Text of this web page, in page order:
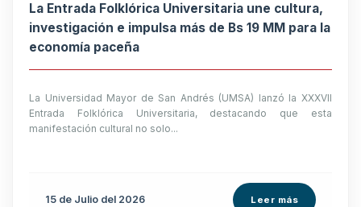
La Entrada Folklórica Universitaria une cultura,
investigación e impulsa más de Bs 19 MM para la
economía paceña
La Universidad Mayor de San Andrés (UMSA) lanzó la XXXVII
Entrada Folklórica Universitaria, destacando que esta
manifestación cultural no solo...
15 de Julio del 2026 Leer más